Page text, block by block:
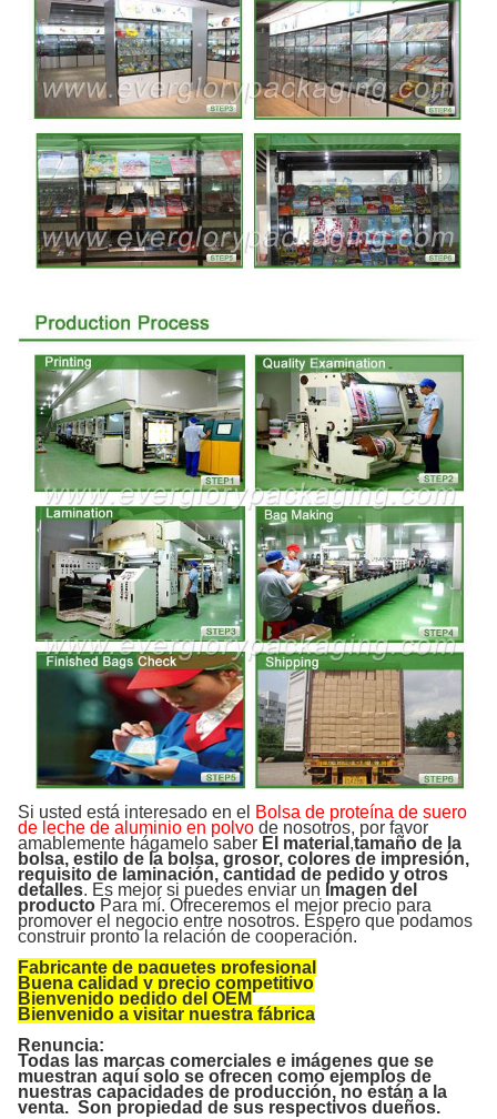
Si usted está interesado en el Bolsa de proteína de suero
de leche de aluminio en polvo de nosotros, por favor
amablemente hágamelo saber El material ,tamaño de la
bolsa, estilo de la bolsa, grosor, colores de impresión,
requisito de laminación, cantidad de pedido y otros
detalles. Es mejor si puedes enviar un Imagen del
producto Para mí. Ofreceremos el mejor precio para
promover el negocio entre nosotros. Espero que podamos
construir pronto la relación de cooperación.
Fabricante de paquetes profesional
Buena calidad y precio competitivo
Bienvenido pedido del OEM
Bienvenido a visitar nuestra fábrica
Renuncia:
Todas las marcas comerciales e imágenes que se
muestran aquí solo se ofrecen como ejemplos de
nuestras capacidades de producción, no están a la
venta. Son propiedad de sus respectivos dueños.